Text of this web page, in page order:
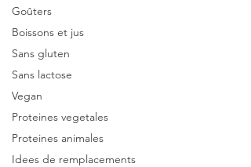
Goûters
Boissons et jus
Sans gluten
Sans lactose
Vegan
Proteines vegetales
Proteines animales
Idees de remplacements